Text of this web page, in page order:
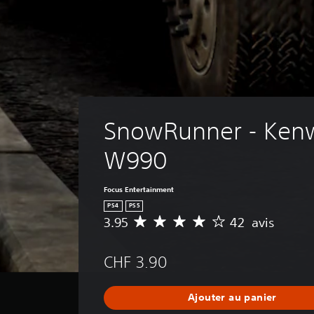
SnowRunner -
W990
Focus Entertainment
PS4 PS5
M
e
n
e
3.95 42 avis
CHF 3.90
Ajouter au panier